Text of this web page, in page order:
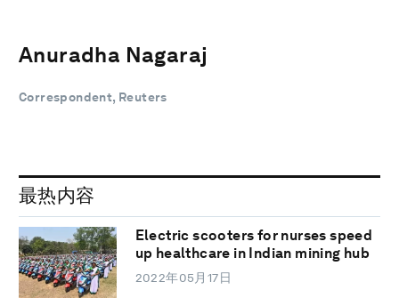
Anuradha Nagaraj
Correspondent, Reuters
最热内容
Electric scooters for nurses speed
up healthcare in Indian mining hub
2022年05月17日